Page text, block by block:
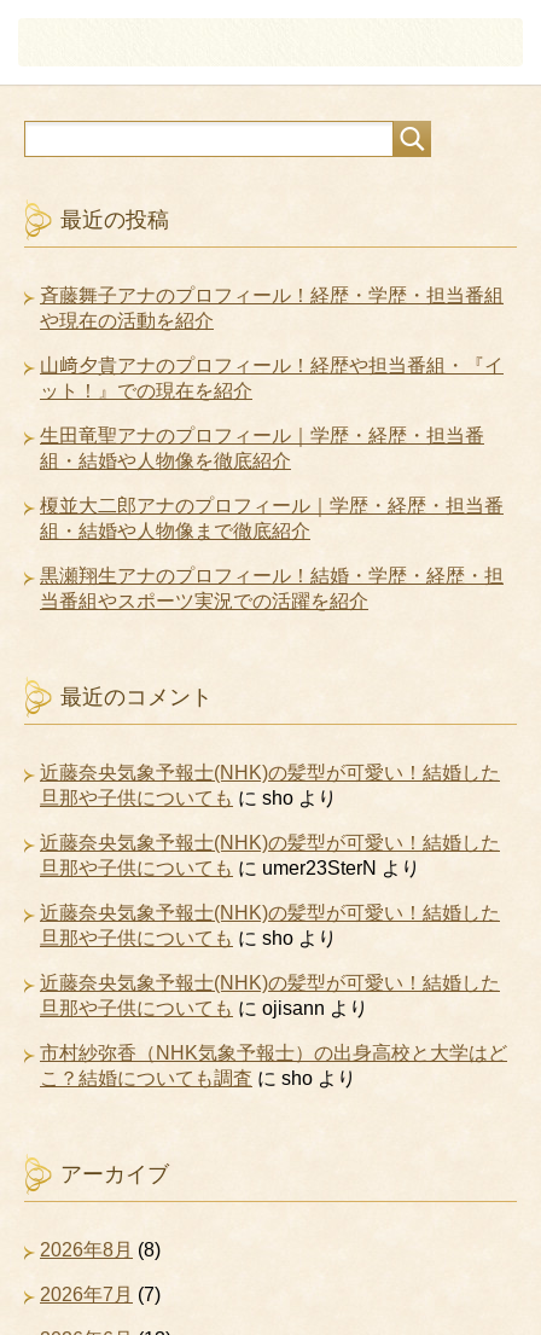
最近の投稿
斉藤舞子アナのプロフィール！経歴・学歴・担当番組
や現在の活動を紹介
山﨑夕貴アナのプロフィール！経歴や担当番組・『イ
ット！』での現在を紹介
生田竜聖アナのプロフィール｜学歴・経歴・担当番
組・結婚や人物像を徹底紹介
榎並大二郎アナのプロフィール｜学歴・経歴・担当番
組・結婚や人物像まで徹底紹介
黒瀬翔生アナのプロフィール！結婚・学歴・経歴・担
当番組やスポーツ実況での活躍を紹介
最近のコメント
近藤奈央気象予報士(NHK)の髪型が可愛い！結婚した
旦那や子供についても に sho より
近藤奈央気象予報士(NHK)の髪型が可愛い！結婚した
旦那や子供についても に umer23SterN より
近藤奈央気象予報士(NHK)の髪型が可愛い！結婚した
旦那や子供についても に sho より
近藤奈央気象予報士(NHK)の髪型が可愛い！結婚した
旦那や子供についても に ojisann より
市村紗弥香（NHK気象予報士）の出身高校と大学はど
こ？結婚についても調査 に sho より
アーカイブ
2026年8月 (8)
2026年7月 (7)